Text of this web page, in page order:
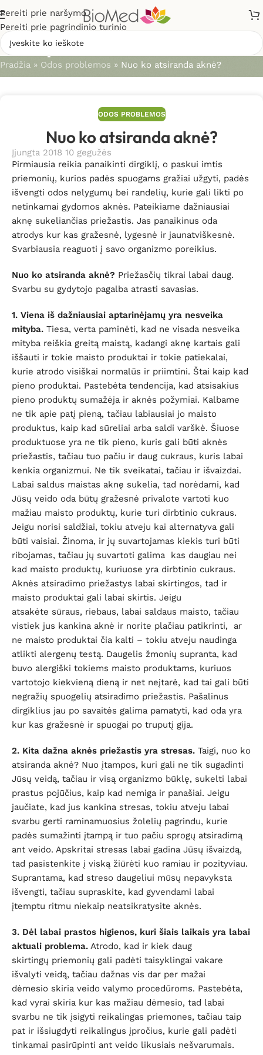
Pereiti prie naršymo
Pereiti prie pagrindinio turinio
Straipsniai
Pradžia » Odos problemos » Nuo ko atsiranda aknė?
ODOS PROBLEMOS
Nuo ko atsiranda aknė?
Įjungta 2018 10 gegužės
Pirmiausia reikia panaikinti dirgiklį, o paskui imtis
priemonių, kurios padės spuogams gražiai užgyti, padės
išvengti odos nelygumų bei randelių, kurie gali likti po
netinkamai gydomos aknės. Pateikiame dažniausiai
aknę sukeliančias priežastis. Jas panaikinus oda
atrodys kur kas gražesnė, lygesnė ir jaunatviškesnė.
Svarbiausia reaguoti į savo organizmo poreikius.
Nuo ko atsiranda aknė? Priežasčių tikrai labai daug.
Svarbu su gydytojo pagalba atrasti savasias.
1. Viena iš dažniausiai aptarinėjamų yra nesveika
mityba. Tiesa, verta paminėti, kad ne visada nesveika
mityba reiškia greitą maistą, kadangi aknę kartais gali
iššauti ir tokie maisto produktai ir tokie patiekalai,
kurie atrodo visiškai normalūs ir priimtini. Štai kaip kad
pieno produktai. Pastebėta tendencija, kad atsisakius
pieno produktų sumažėja ir aknės požymiai. Kalbame
ne tik apie patį pieną, tačiau labiausiai jo maisto
produktus, kaip kad sūreliai arba saldi varškė. Šiuose
produktuose yra ne tik pieno, kuris gali būti aknės
priežastis, tačiau tuo pačiu ir daug cukraus, kuris labai
kenkia organizmui. Ne tik sveikatai, tačiau ir išvaizdai.
Labai saldus maistas aknę sukelia, tad norėdami, kad
Jūsų veido oda būtų gražesnė privalote vartoti kuo
mažiau maisto produktų, kurie turi dirbtinio cukraus.
Jeigu norisi saldžiai, tokiu atveju kai alternatyva gali
būti vaisiai. Žinoma, ir jų suvartojamas kiekis turi būti
ribojamas, tačiau jų suvartoti galima kas daugiau nei
kad maisto produktų, kuriuose yra dirbtinio cukraus.
Aknės atsiradimo priežastys labai skirtingos, tad ir
maisto produktai gali labai skirtis. Jeigu
atsakėte sūraus, riebaus, labai saldaus maisto, tačiau
vistiek jus kankina aknė ir norite plačiau patikrinti, ar
ne maisto produktai čia kalti – tokiu atveju naudinga
atlikti alergenų testą. Daugelis žmonių supranta, kad
buvo alergiški tokiems maisto produktams, kuriuos
vartotojo kiekvieną dieną ir net neįtarė, kad tai gali būti
negražių spuogelių atsiradimo priežastis. Pašalinus
dirgiklius jau po savaitės galima pamatyti, kad oda yra
kur kas gražesnė ir spuogai po truputį gija.
2. Kita dažna aknės priežastis yra stresas. Taigi, nuo ko
atsiranda aknė? Nuo įtampos, kuri gali ne tik sugadinti
Jūsų veidą, tačiau ir visą organizmo būklę, sukelti labai
prastus pojūčius, kaip kad nemiga ir panašiai. Jeigu
jaučiate, kad jus kankina stresas, tokiu atveju labai
svarbu gerti raminamuosius žolelių pagrindu, kurie
padės sumažinti įtampą ir tuo pačiu sprogų atsiradimą
ant veido. Apskritai stresas labai gadina Jūsų išvaizdą,
tad pasistenkite į viską žiūrėti kuo ramiau ir pozityviau.
Suprantama, kad streso daugeliui mūsų nepavyksta
išvengti, tačiau supraskite, kad gyvendami labai
įtemptu ritmu niekaip neatsikratysite aknės.
3. Dėl labai prastos higienos, kuri šiais laikais yra labai
aktuali problema. Atrodo, kad ir kiek daug
skirtingų priemonių gali padėti taisyklingai vakare
išvalyti veidą, tačiau dažnas vis dar per mažai
dėmesio skiria veido valymo procedūroms. Pastebėta,
kad vyrai skiria kur kas mažiau dėmesio, tad labai
svarbu ne tik įsigyti reikalingas priemones, tačiau taip
pat ir išsiugdyti reikalingus įpročius, kurie gali padėti
tinkamai pasirūpinti ant veido likusiais nešvarumais.